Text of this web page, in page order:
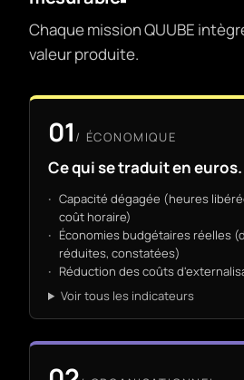
Chaque mission QUUBE
valeur produite.
01 / ÉCONOMIQUE
Ce qui se traduit en euros.
Capacité dégagée (heures
coût horaire)
Économies budgétaires réelles
réduites, constatées)
Réduction des coûts
Voir tous les indicateurs